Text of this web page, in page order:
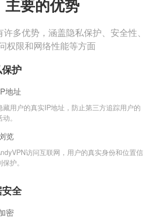
主要的优势
多优势，涵盖隐私保护、安全性、
权限和网络性能等方面
护
地址
藏用户的真实IP地址，防止第三方追踪用户的
。
览
访问互联网，用户的真实身份和位置信
护。
全
密